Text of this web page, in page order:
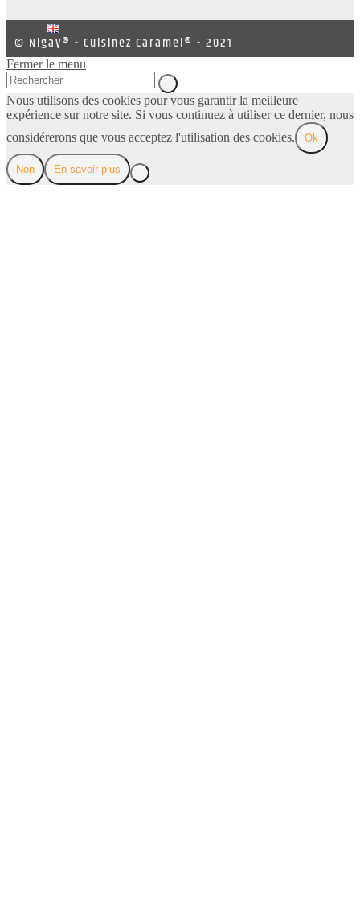
© Nigay® - Cuisinez Caramel® - 2021
Fermer le menu
Nous utilisons des cookies pour vous garantir la meilleure
expérience sur notre site. Si vous continuez à utiliser ce dernier, nous
considérerons que vous acceptez l'utilisation des cookies.
Ok
Non En savoir plus